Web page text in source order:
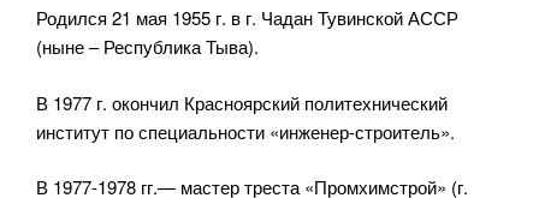
Родился 21 мая 1955 г. в г. Чадан Тувинской АССР
(ныне – Республика Тыва).
В 1977 г. окончил Красноярский политехнический
институт по специальности «инженер-строитель».
В 1977-1978 гг.— мастер треста «Промхимстрой» (г.